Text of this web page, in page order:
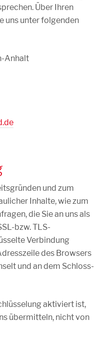
Über Ihren
uns unter folgenden
Anhalt
und zum
Inhalte, wie zum
die Sie an uns als
bzw. TLS-
Verbindung
des Browsers
und an dem Schloss-
aktiviert ist,
übermitteln, nicht von